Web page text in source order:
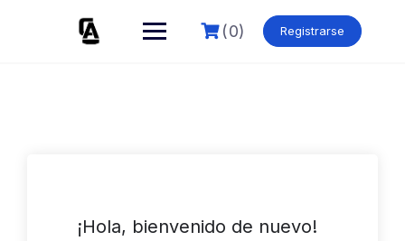
(0) Registrarse
¡Hola, bienvenido de nuevo!